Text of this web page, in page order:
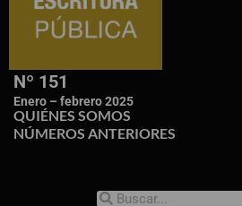
Nº 151
Enero – febrero 2025
QUIÉNES SOMOS
NÚMEROS ANTERIORES